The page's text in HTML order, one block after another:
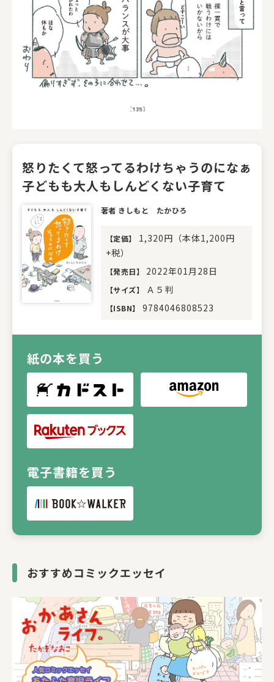
怒りたくて怒ってるわけちゃうのになぁ
子どもも大人もしんどくない子育て
著者 きしもと たかひろ
【定価】
1,320円（本体1,200円
+税）
【発売日】 2022年01月28日
【サイズ】 Ａ５判
【ISBN】 9784046808523
紙の本を買う
電子書籍を買う
おすすめコミックエッセイ